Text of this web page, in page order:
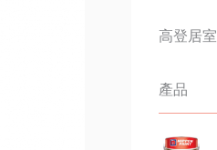
高登居室
產品